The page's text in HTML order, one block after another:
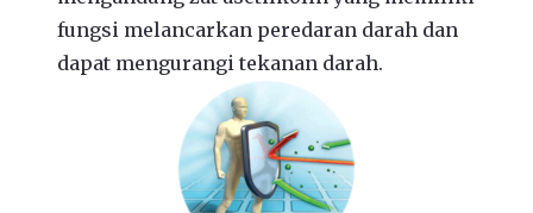
fungsi melancarkan peredaran darah dan
dapat mengurangi tekanan darah.